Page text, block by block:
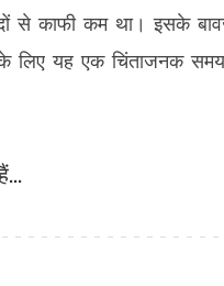
से काफी कम था। इसके
लिए यह एक चिंताजनक समय